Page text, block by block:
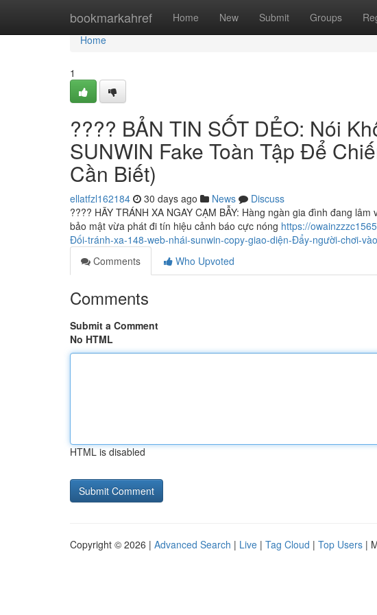
bookmarkahref Home New Submit Groups
Home
Home
1
???? BẢN TIN SỐT DẺO: Nói
SUNWIN Fake Toàn Tập Để
Cần Biết)
ellatfzl162184 30 days ago News
Discuss
???? HÃY TRÁNH XA NGAY CẠM BẪY: Hàng ngàn gia đình đang
bảo mật vừa phát đi tín hiệu cảnh báo cực nóng https://
Đối-tránh-xa-148-web-nhái-sunwin-copy-giao-diện-Đẩy-người-chơi-
Comments
Who Upvoted
Comments
Submit a Comment
No HTML
HTML is disabled
Copyright © 2026 | Advanced Search | Live | Tag Cloud | Top Users |